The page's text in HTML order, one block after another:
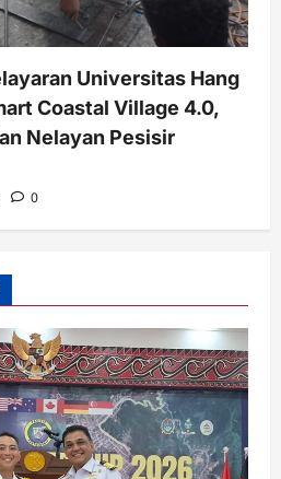
Universitas Hang
Coastal Village 4.0,
Nelayan Pesisir
0